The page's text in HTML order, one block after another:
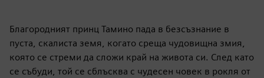
Благородният принц Тамино пада в безсъзнание в
пуста, скалиста земя, когато среща чудовищна змия,
която се стреми да сложи край на живота си. След като
се събуди, той се сблъсква с чудесен човек в рокля от